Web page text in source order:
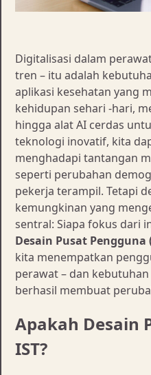
Digitalisasi dalam
tren – itu adalah
aplikasi kesehatan yang
kehidupan sehari -hari,
hingga alat AI cerdas
teknologi inovatif, kita
menghadapi tantangan
seperti perubahan
pekerja terampil. Tetapi
kemungkinan yang
sentral: Siapa fokus dari
Desain Pusat Pengguna
kita menempatkan
perawat – dan
berhasil membuat
Apakah Desain
IST?